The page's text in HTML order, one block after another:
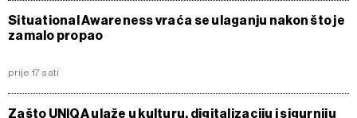
Situational Awareness vraća se ulaganju nakon što je
zamalo propao
prije 17 sati
Zašto UNIQA ulaže u kulturu, digitalizaciju i sigurniju